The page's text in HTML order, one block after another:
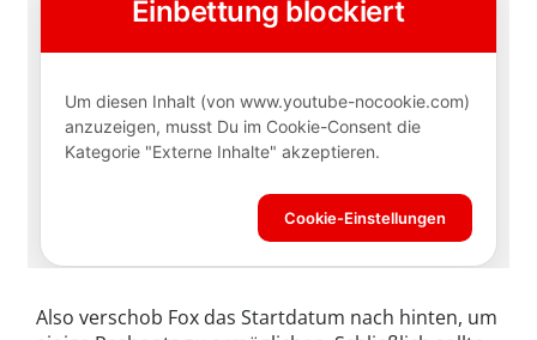
Also verschob Fox das Startdatum nach hinten, um